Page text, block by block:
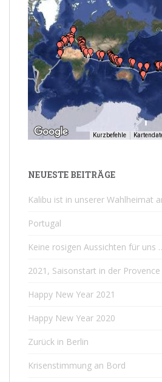
Kurzbefehle
NEUESTE BEITRÄGE
Kalibu ist in unserer Wahlheimat
Portugal
Keine rosigen Aussichten für uns
2021, Saisonstart in der Provence
Happy New Year 2021
Happy New Year 2020
Zurück in Berlin
Krisenstimmung an Bord